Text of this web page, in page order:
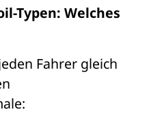
Typen: Welches
Fahrer gleich